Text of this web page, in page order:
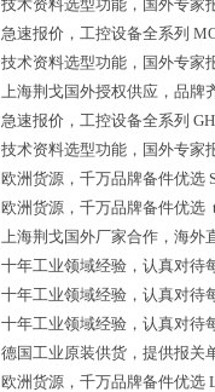
技术资料选型功能，国外专家
急速报价，工控设备全系列
技术资料选型功能，国外专家
上海荆戈国外授权供应，品牌
急速报价，工控设备全系列
技术资料选型功能，国外专家
欧洲货源，千万品牌备件优选
欧洲货源，千万品牌备件优选
上海荆戈国外厂家合作，海外
十年工业领域经验，认真对待
十年工业领域经验，认真对待
十年工业领域经验，认真对待
德国工业原装供货，提供报关
欧洲货源，千万品牌备件优选